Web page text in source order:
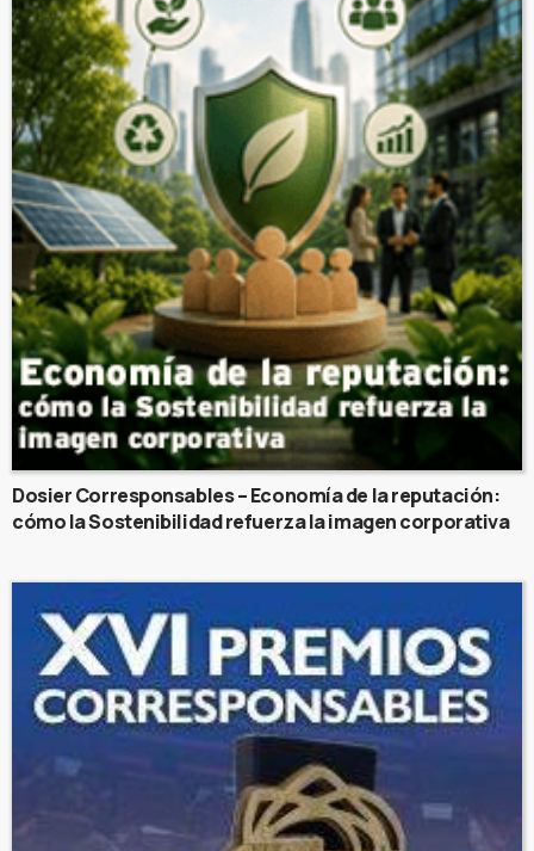
Dosier Corresponsables – Economía de la reputación:
cómo la Sostenibilidad refuerza la imagen corporativa